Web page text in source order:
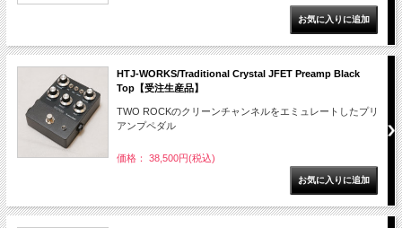
HTJ-WORKS/Traditional Crystal JFET Preamp Black
Top【受注生産品】
TWO ROCKのクリーンチャンネルをエミュレートしたプリ
アンプペダル
価格： 38,500円(税込)